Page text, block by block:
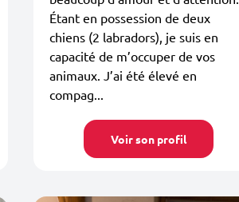
Étant en possession de deux
chiens (2 labradors), je suis en
capacité de m’occuper de vos
animaux. J’ai été élevé en
compag...
Voir son profil